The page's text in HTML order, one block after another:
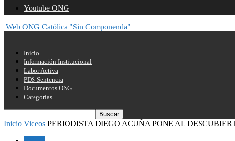
Youtube ONG
Web ONG Católica "Sin Componenda"
Inicio
Información Institucional
Labor Activa
PDS-Sentencia
Documentos ONG
Categorías
Inicio Videos PERIODISTA DIEGO ACUÑA PONE AL